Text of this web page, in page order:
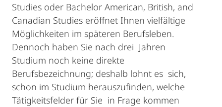
Studies oder Bachelor American, British, and
Canadian Studies eröffnet Ihnen vielfältige
Möglichkeiten im späteren Berufsleben.
Dennoch haben Sie nach drei Jahren
Studium noch keine direkte
Berufsbezeichnung; deshalb lohnt es sich,
schon im Studium herauszufinden, welche
Tätigkeitsfelder für Sie in Frage kommen